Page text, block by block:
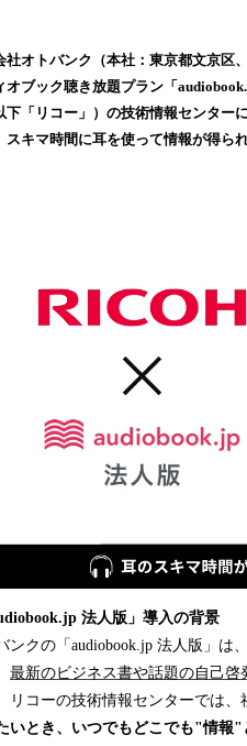
社オトバンク（本社：東京都文京区
オブック聴き放題プラン「
下「リコー」）の技術情報センター
スキマ時間に耳を使って情報が得ら
法人版」導入の背景
ンクの「audiobook.jp 法人版」は
最新のビジネス書や話題の自己
リコーの技術情報センターでは
いとき、いつでもどこでも"情報"